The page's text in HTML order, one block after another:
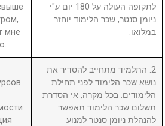
мне
לתקופה העולה על 180 יום ע"י
ניומן סנטר, שכר הלימוד יוחזר
במלואו.
2. התלמיד מתחייב להסדיר את
נושא שכר הלימוד לפני תחילת
הלימודים. בכל מקרה, אי הסדרת
תשלום שכר הלימוד תאפשר
להנהלת ניומן סנטר למנוע